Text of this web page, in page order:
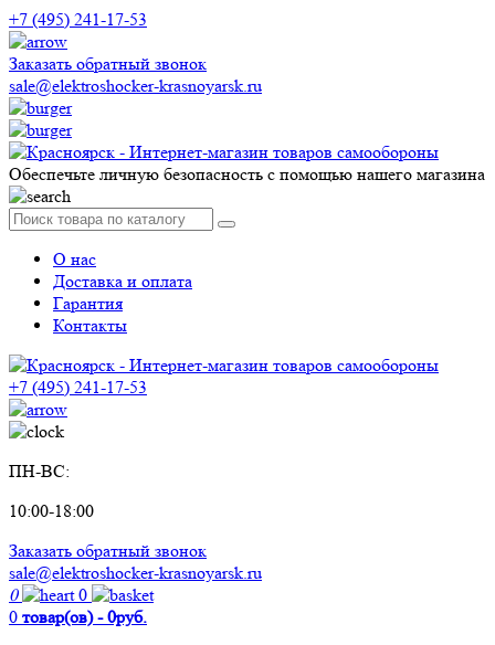
+7 (495) 241-17-53
Заказать обратный звонок
sale@elektroshocker-krasnoyarsk.ru
Обеспечьте личную безопасность с помощью нашего магазина
О нас
Доставка и оплата
Гарантия
Контакты
+7 (495) 241-17-53
ПН-ВС:
10:00-18:00
Заказать обратный звонок
sale@elektroshocker-krasnoyarsk.ru
0
0
0 товар(ов) - 0руб.